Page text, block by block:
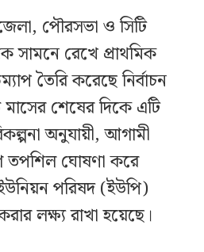
পৌরসভা ও সিটি
সামনে রেখে প্রাথমিক
তৈরি করেছে নির্বাচন
শেষের দিকে এটি
অনুযায়ী, আগামী
তপশিল ঘোষণা করে
পরিষদ (ইউপি)
লক্ষ্য রাখা হয়েছে।